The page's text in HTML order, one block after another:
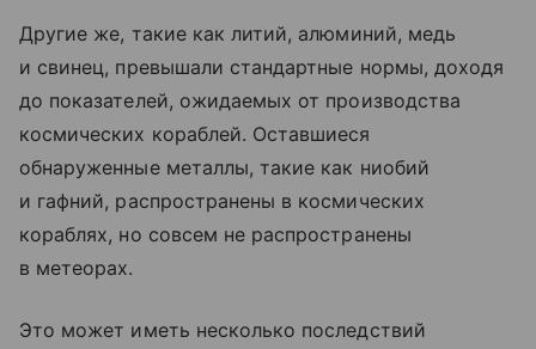
Другие же, такие как литий, алюминий, медь
и свинец, превышали стандартные нормы, доходя
до показателей, ожидаемых от производства
космических кораблей. Оставшиеся
обнаруженные металлы, такие как ниобий
и гафний, распространены в космических
кораблях, но совсем не распространены
в метеорах.
Это может иметь несколько последствий